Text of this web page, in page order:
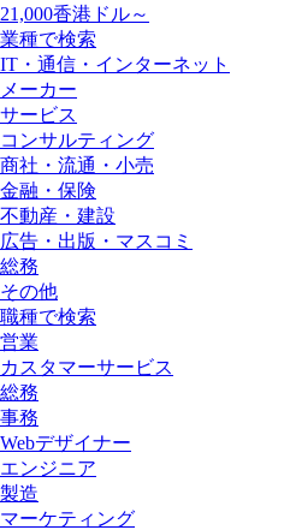
21,000香港ドル～
業種で検索
IT・通信・インターネット
メーカー
サービス
コンサルティング
商社・流通・小売
金融・保険
不動産・建設
広告・出版・マスコミ
総務
その他
職種で検索
営業
カスタマーサービス
総務
事務
Webデザイナー
エンジニア
製造
マーケティング